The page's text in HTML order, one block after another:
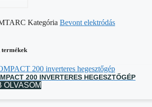
Kategória Bevont elektródás
termékek
200 INVERTERES HEGESZTŐGÉP
OLVASOM